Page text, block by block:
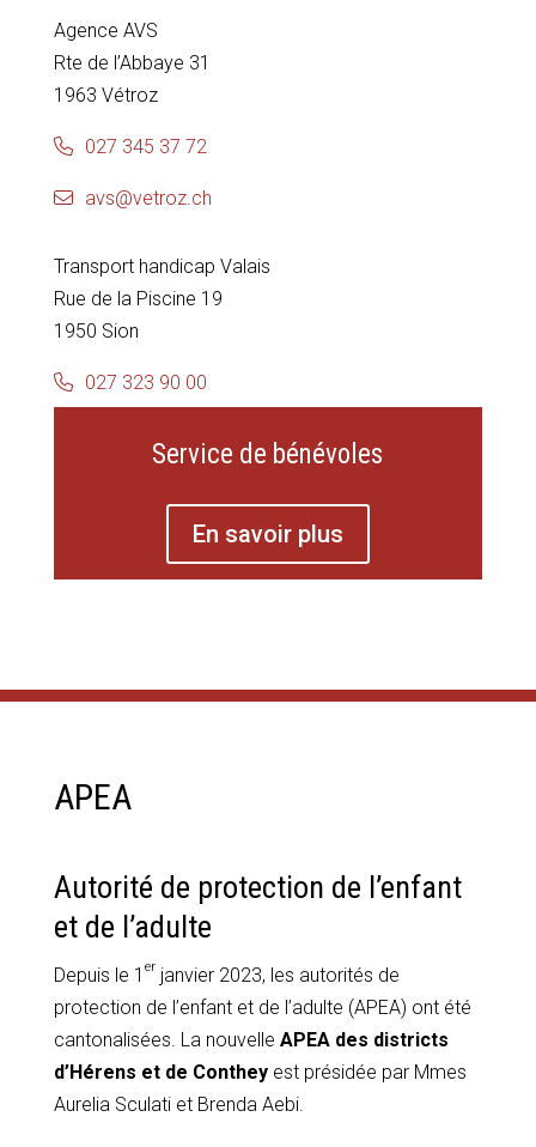
Agence AVS
Rte de l’Abbaye 31
1963 Vétroz
027 345 37 72
avs@vetroz.ch
Transport handicap Valais
Rue de la Piscine 19
1950 Sion
027 323 90 00
Service de bénévoles
En savoir plus
APEA
Autorité de protection de l’enfant
et de l’adulte
Depuis le 1 er janvier 2023, les autorités de
protection de l’enfant et de l’adulte (APEA) ont été
cantonalisées. La nouvelle APEA des districts
d’Hérens et de Contheyest présidée par Mmes
Aurelia Sculati et Brenda Aebi.